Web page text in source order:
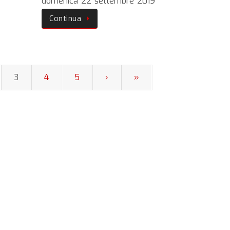
Continua
3 4 5 › »